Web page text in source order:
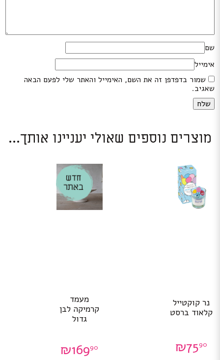
שם
אימייל
שמור בדפדפן זה את השם, האימייל והאתר שלי לפעם הבאה
שאגיב.
מוצרים נוספים שאולי יעניינו אותך...
נר קוקטייל
קלאוד ברסט
₪7590
מעמד
קרמיקה לבן
גדול
₪16990